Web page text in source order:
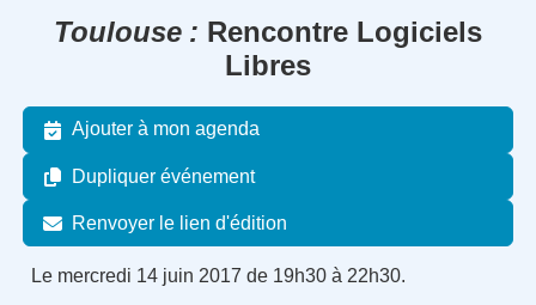
Toulouse
Rencontre Logiciels
Libres
Ajouter à mon agenda
Dupliquer événement
Renvoyer le lien d'édition
Le mercredi 14 juin 2017 de 19h30 à 22h30.